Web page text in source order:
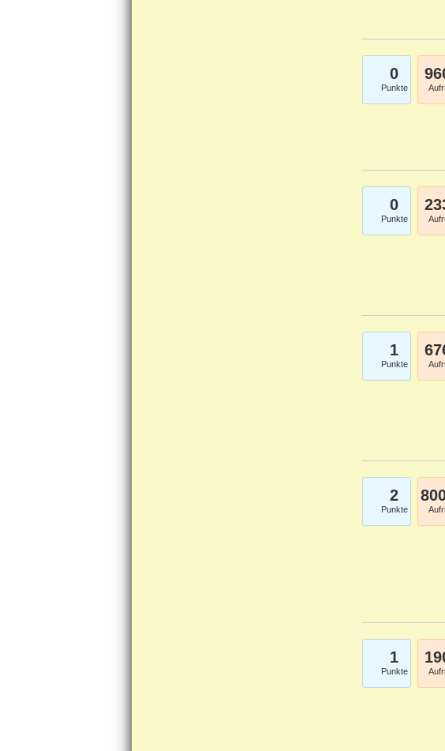
0
Punkte
0
Punkte
1
Punkte
2
Punkte
1
Punkte